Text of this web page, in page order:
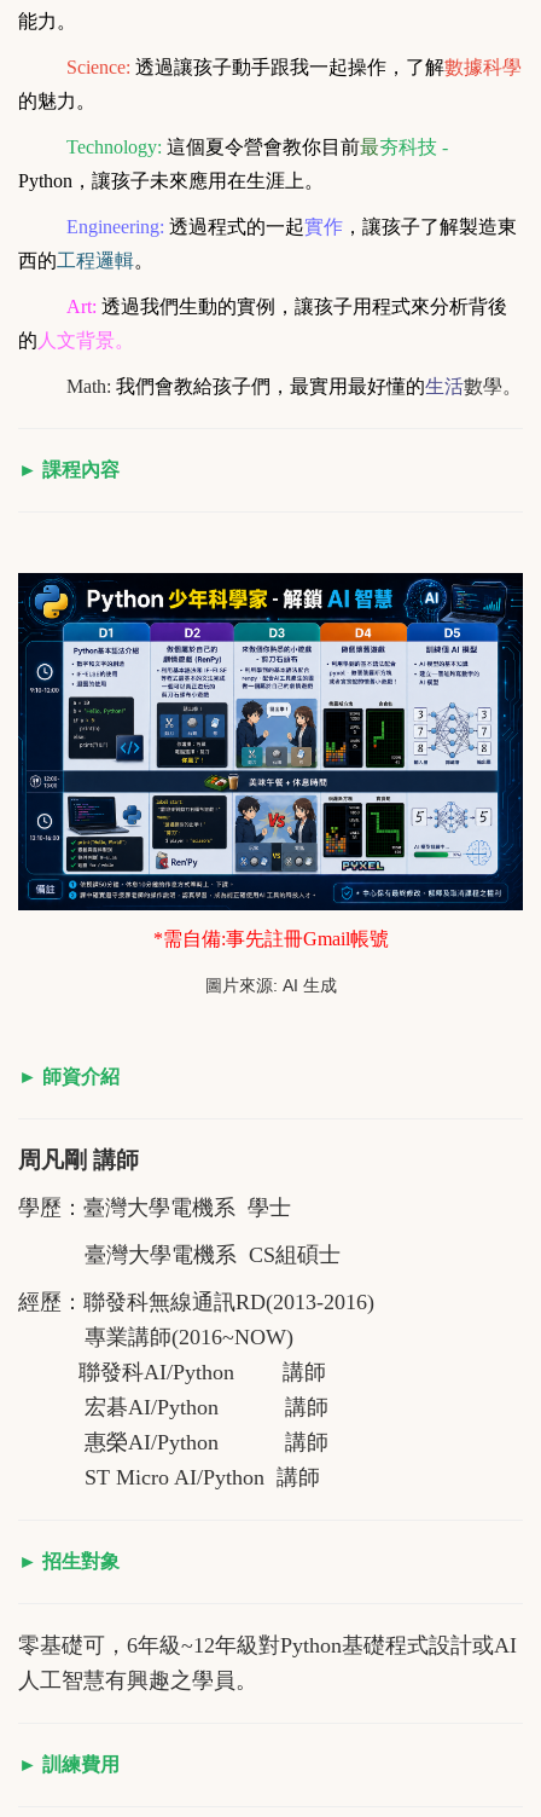
能力。
Science: 透過讓孩子動手跟我一起操作，了解數據科學
的魅力。
Technology: 這個夏令營會教你目前最夯科技 -
Python ，讓孩子未來應用在生涯上。
Engineering: 透過程式的一起實作 ，讓孩子了解製造東
西的工程邏輯。
Art: 透過我們生動的實例，讓孩子用程式來分析背後
的 人文背景。
Math: 我們會教給孩子們，最實用最好懂的生活數學。
► 課程內容
*需自備:事先註冊Gmail帳號
圖片來源: AI 生成
► 師資介紹
周凡剛 講師
學歷：臺灣大學電機系 學士
臺灣大學電機系 CS組碩士
經歷：聯發科無線通訊RD(2013-2016)
專業講師(2016~NOW)
聯發科AI/Python 講師
宏碁AI/Python 講師
惠榮AI/Python 講師
ST Micro AI/Python 講師
► 招生對象
零基礎可，6年級~12年級對Python基礎程式設計或AI
人工智慧有興趣之學員。
► 訓練費用